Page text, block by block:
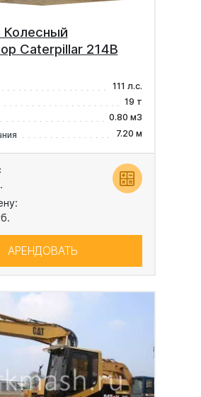
Колесный
Caterpillar 214B
111 л.с.
19 т
0.80 м3
7.20 м
АРЕНДОВАТЬ